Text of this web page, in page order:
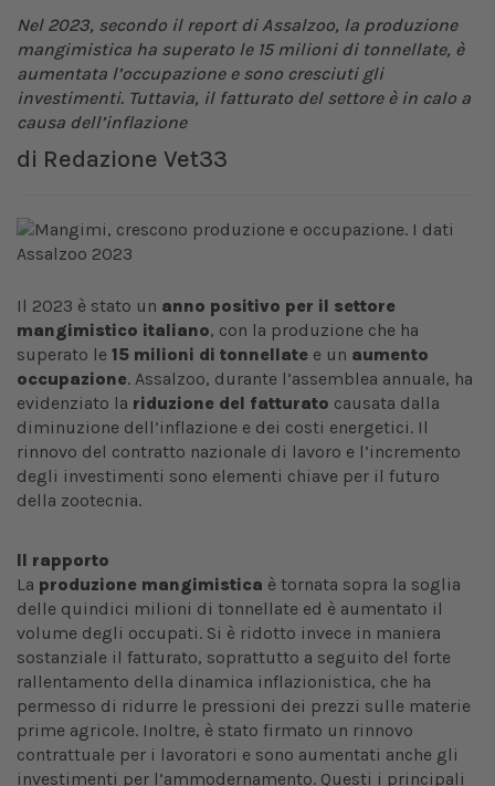
Nel 2023, secondo il report di Assalzoo, la produzione
mangimistica ha superato le 15 milioni di tonnellate, è
aumentata l’occupazione e sono cresciuti gli
investimenti. Tuttavia, il fatturato del settore è in calo a
causa dell’inflazione
di Redazione Vet33
Il 2023 è stato un anno positivo per il settore
mangimistico italiano, con la produzione che ha
superato le 15 milioni di tonnellate e un aumento
occupazione. Assalzoo, durante l’assemblea annuale, ha
evidenziato la riduzione del fatturato causata dalla
diminuzione dell’inflazione e dei costi energetici. Il
rinnovo del contratto nazionale di lavoro e l’incremento
degli investimenti sono elementi chiave per il futuro
della zootecnia.
Il rapporto
La produzione mangimistica è tornata sopra la soglia
delle quindici milioni di tonnellate ed è aumentato il
volume degli occupati. Si è ridotto invece in maniera
sostanziale il fatturato, soprattutto a seguito del forte
rallentamento della dinamica inflazionistica, che ha
permesso di ridurre le pressioni dei prezzi sulle materie
prime agricole. Inoltre, è stato firmato un rinnovo
contrattuale per i lavoratori e sono aumentati anche gli
investimenti per l’ammodernamento. Questi i principali